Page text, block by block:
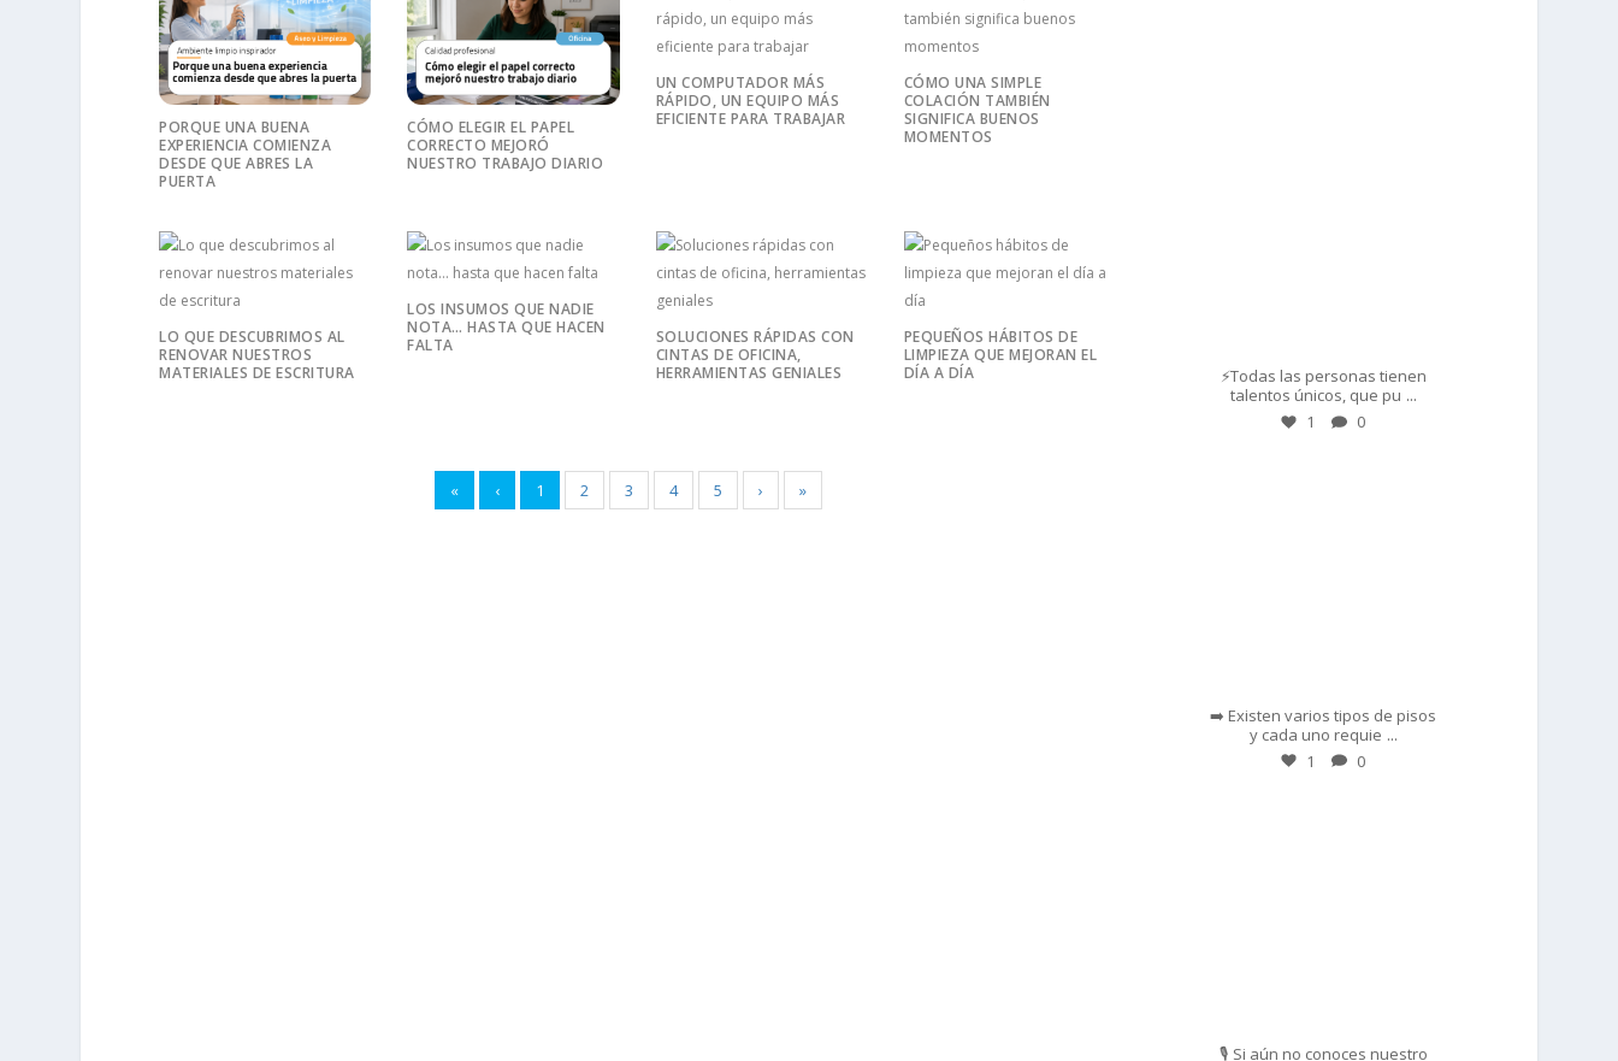
PORQUE UNA BUENA
EXPERIENCIA COMIENZA
DESDE QUE ABRES LA
PUERTA
CÓMO ELEGIR EL PAPEL
CORRECTO MEJORÓ
NUESTRO TRABAJO DIARIO
UN COMPUTADOR MÁS
RÁPIDO, UN EQUIPO MÁS
EFICIENTE PARA TRABAJAR
CÓMO UNA SIMPLE
COLACIÓN TAMBIÉN
SIGNIFICA BUENOS
MOMENTOS
LO QUE DESCUBRIMOS AL
RENOVAR NUESTROS
MATERIALES DE ESCRITURA
LOS INSUMOS QUE NADIE
NOTA… HASTA QUE HACEN
FALTA
SOLUCIONES RÁPIDAS CON
CINTAS DE OFICINA,
HERRAMIENTAS GENIALES
PEQUEÑOS HÁBITOS DE
LIMPIEZA QUE MEJORAN EL
DÍA A DÍA
« ‹ 1 2 3 4 5 › »
⚡Todas las personas tienen
talentos únicos, que pu ...
1 0
➡️ Existen varios tipos de pisos
y cada uno requie ...
1 0
🎙️ Si aún no conoces nuestro